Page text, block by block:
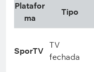
Platafor
ma
Tipo
SporTV
TV
fechada